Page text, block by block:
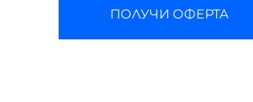
ПОЛУЧИ ОФЕРТА